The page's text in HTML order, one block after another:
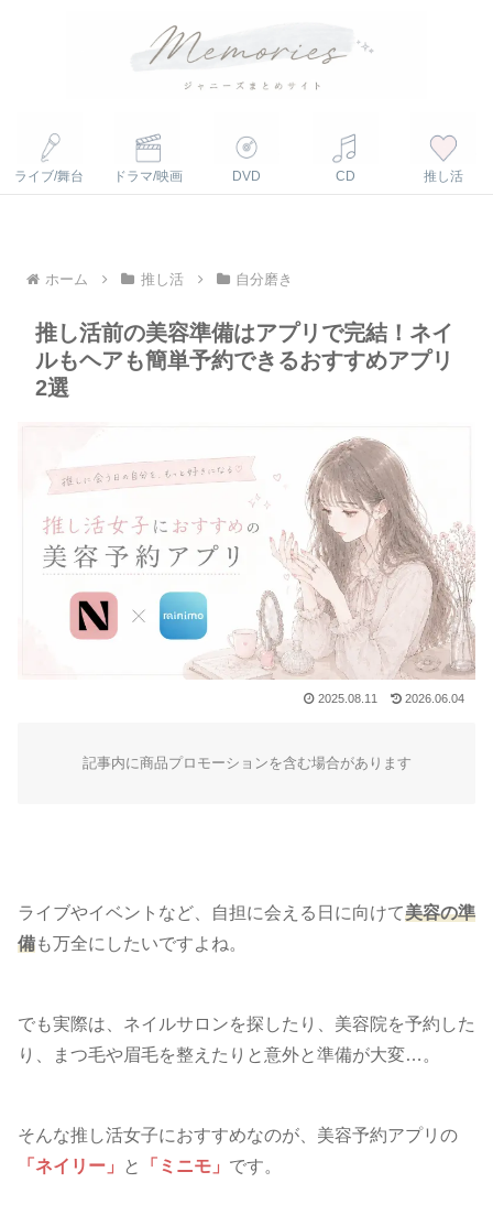
ライブ/舞台 ドラマ/映画 DVD CD 推し活
ホーム 推し活 自分磨き
推し活前の美容準備はアプリで完結！ネイ
ルもヘアも簡単予約できるおすすめアプリ
2選
2025.08.11 2026.06.04
記事内に商品プロモーションを含む場合があります
ライブやイベントなど、自担に会える日に向けて美容の準
備も万全にしたいですよね。
でも実際は、ネイルサロンを探したり、美容院を予約した
り、まつ毛や眉毛を整えたりと意外と準備が大変…。
そんな推し活女子におすすめなのが、美容予約アプリの
「ネイリー」
と 「ミニモ」 です。